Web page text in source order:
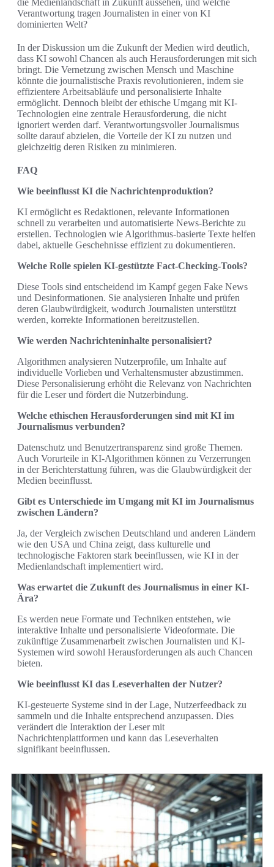
die Medienlandschaft in Zukunft aussehen, und welche
Verantwortung tragen Journalisten in einer von KI
dominierten Welt?
In der Diskussion um die Zukunft der Medien wird deutlich,
dass KI sowohl Chancen als auch Herausforderungen mit sich
bringt. Die Vernetzung zwischen Mensch und Maschine
könnte die journalistische Praxis revolutionieren, indem sie
effizientere Arbeitsabläufe und personalisierte Inhalte
ermöglicht. Dennoch bleibt der ethische Umgang mit KI-
Technologien eine zentrale Herausforderung, die nicht
ignoriert werden darf. Verantwortungsvoller Journalismus
sollte darauf abzielen, die Vorteile der KI zu nutzen und
gleichzeitig deren Risiken zu minimieren.
FAQ
Wie beeinflusst KI die Nachrichtenproduktion?
KI ermöglicht es Redaktionen, relevante Informationen
schnell zu verarbeiten und automatisierte News-Berichte zu
erstellen. Technologien wie Algorithmus-basierte Texte helfen
dabei, aktuelle Geschehnisse effizient zu dokumentieren.
Welche Rolle spielen KI-gestützte Fact-Checking-Tools?
Diese Tools sind entscheidend im Kampf gegen Fake News
und Desinformationen. Sie analysieren Inhalte und prüfen
deren Glaubwürdigkeit, wodurch Journalisten unterstützt
werden, korrekte Informationen bereitzustellen.
Wie werden Nachrichteninhalte personalisiert?
Algorithmen analysieren Nutzerprofile, um Inhalte auf
individuelle Vorlieben und Verhaltensmuster abzustimmen.
Diese Personalisierung erhöht die Relevanz von Nachrichten
für die Leser und fördert die Nutzerbindung.
Welche ethischen Herausforderungen sind mit KI im
Journalismus verbunden?
Datenschutz und Benutzertransparenz sind große Themen.
Auch Vorurteile in KI-Algorithmen können zu Verzerrungen
in der Berichterstattung führen, was die Glaubwürdigkeit der
Medien beeinflusst.
Gibt es Unterschiede im Umgang mit KI im Journalismus
zwischen Ländern?
Ja, der Vergleich zwischen Deutschland und anderen Ländern
wie den USA und China zeigt, dass kulturelle und
technologische Faktoren stark beeinflussen, wie KI in der
Medienlandschaft implementiert wird.
Was erwartet die Zukunft des Journalismus in einer KI-
Ära?
Es werden neue Formate und Techniken entstehen, wie
interaktive Inhalte und personalisierte Videoformate. Die
zukünftige Zusammenarbeit zwischen Journalisten und KI-
Systemen wird sowohl Herausforderungen als auch Chancen
bieten.
Wie beeinflusst KI das Leseverhalten der Nutzer?
KI-gesteuerte Systeme sind in der Lage, Nutzerfeedback zu
sammeln und die Inhalte entsprechend anzupassen. Dies
verändert die Interaktion der Leser mit
Nachrichtenplattformen und kann das Leseverhalten
signifikant beeinflussen.